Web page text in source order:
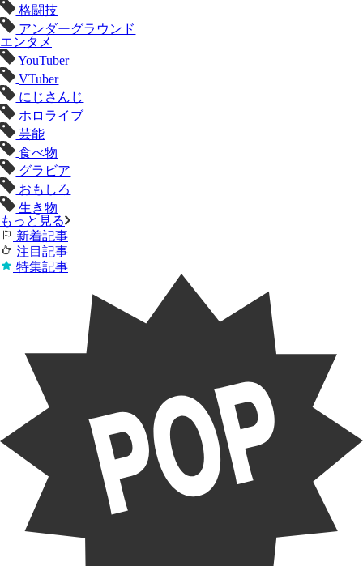
格闘技
アンダーグラウンド
エンタメ
YouTuber
VTuber
にじさんじ
ホロライブ
芸能
食べ物
グラビア
おもしろ
生き物
もっと見る
新着記事
注目記事
特集記事